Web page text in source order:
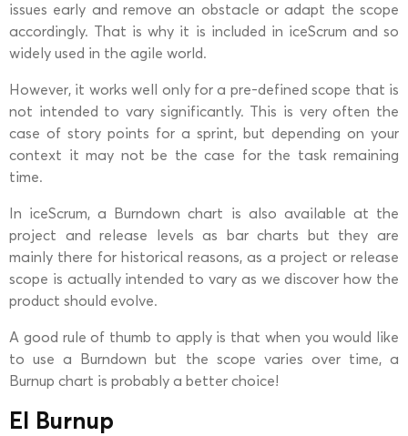
issues early and remove an obstacle or adapt the scope
accordingly. That is why it is included in iceScrum and so
widely used in the agile world.
However, it works well only for a pre-defined scope that is
not intended to vary significantly. This is very often the
case of story points for a sprint, but depending on your
context it may not be the case for the task remaining
time.
In iceScrum, a Burndown chart is also available at the
project and release levels as bar charts but they are
mainly there for historical reasons, as a project or release
scope is actually intended to vary as we discover how the
product should evolve.
A good rule of thumb to apply is that when you would like
to use a Burndown but the scope varies over time, a
Burnup chart is probably a better choice!
El Burnup